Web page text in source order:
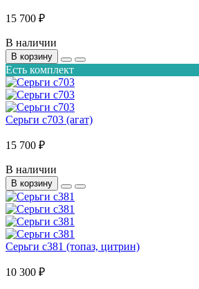
15 700 ₽
В наличии
В корзину
Есть комплект
Серьги с703 (агат)
15 700 ₽
В наличии
В корзину
Серьги с381 (топаз, цитрин)
10 300 ₽